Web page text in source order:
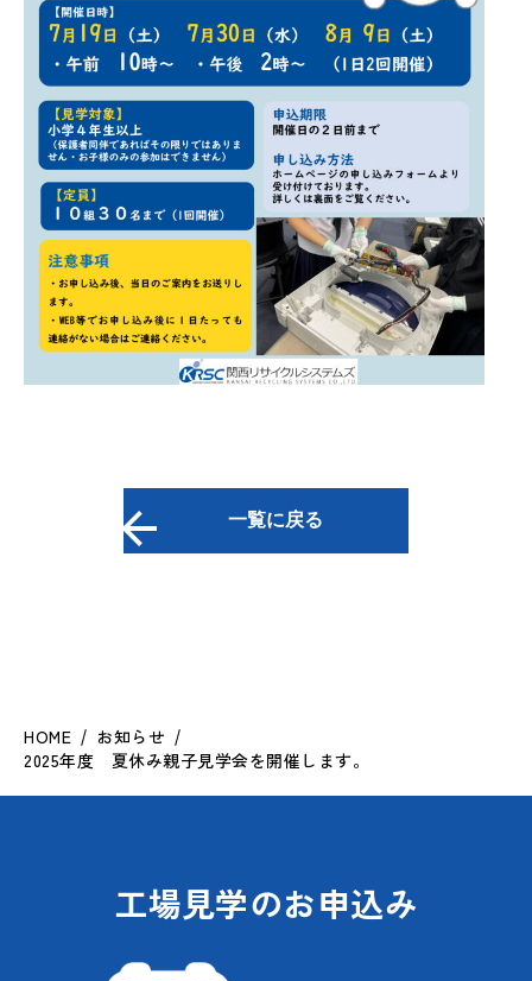
一覧に戻る
HOME
お知らせ
2025年度 夏休み親子見学会を開催します。
工場見学のお申込み